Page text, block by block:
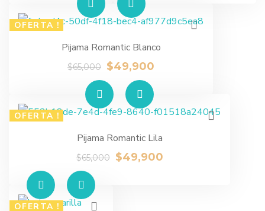
OFERTA !
Pijama Romantic Blanco
$65,000 $49,900
OFERTA !
Pijama Romantic Lila
$65,000 $49,900
OFERTA !